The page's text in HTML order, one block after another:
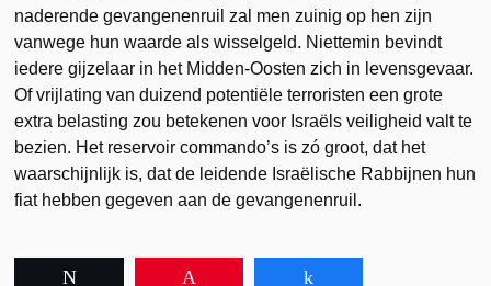
naderende gevangenenruil zal men zuinig op hen zijn
vanwege hun waarde als wisselgeld. Niettemin bevindt
iedere gijzelaar in het Midden-Oosten zich in levensgevaar.
Of vrijlating van duizend potentiële terroristen een grote
extra belasting zou betekenen voor Israëls veiligheid valt te
bezien. Het reservoir commando’s is zó groot, dat het
waarschijnlijk is, dat de leidende Israëlische Rabbijnen hun
fiat hebben gegeven aan de gevangenenruil.